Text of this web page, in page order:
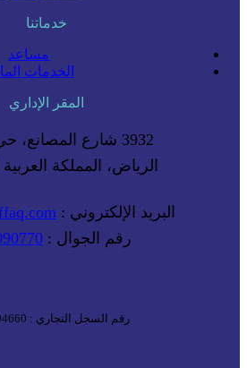
خدماتنا
مساعد
الخدمات
المقر الإداري
3932 شارع المصانع، حي الحمراء
الرياض، المملكة
البريد الإلكتروني :
رقم الجوال :
رقم السجل التجاري : 1010794660